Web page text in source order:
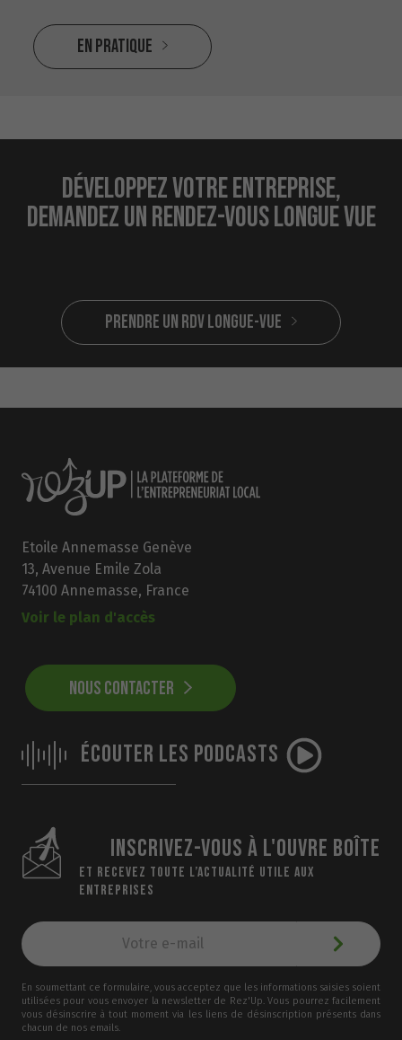
En pratique
DÉVELOPPEZ VOTRE ENTREPRISE,
DEMANDEZ UN RENDEZ-VOUS LONGUE VUE
Prendre un RdV Longue-vue
Etoile Annemasse Genève
13, Avenue Emile Zola
74100 Annemasse, France
Voir le plan d'accès
NOUS CONTACTER
ÉCOUTER LES PODCASTS
INSCRIVEZ-VOUS À L'OUVRE BOÎTE
ET RECEVEZ TOUTE L’ACTUALITÉ UTILE AUX
ENTREPRISES
En soumettant ce formulaire, vous acceptez que les informations saisies soient
utilisées pour vous envoyer la newsletter de Rez'Up. Vous pourrez facilement
vous désinscrire à tout moment via les liens de désinscription présents dans
chacun de nos emails.